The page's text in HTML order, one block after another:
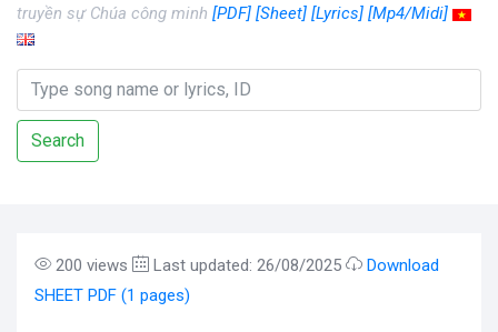
truyền sự Chúa công minh [PDF] [Sheet] [Lyrics] [Mp4/Midi]
Search
200 views Last updated: 26/08/2025
Download
SHEET PDF (1 pages)